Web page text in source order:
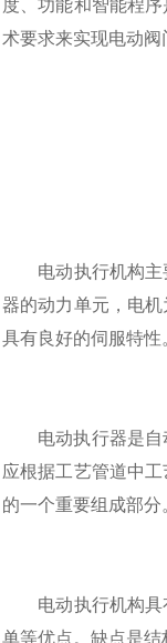
度、功能和智能程
术要求来实现电动阀
电动执行机构主要
器的动力单元，电
具有良好的伺服特性
电动执行器是自动
应根据工艺管道中
的一个重要组成部
电动执行机构具有
单等优点。缺点是